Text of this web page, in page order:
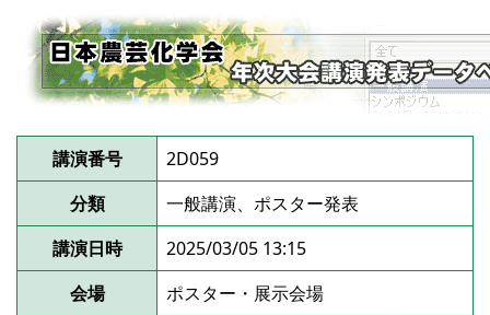
講演番号
2D059
分類
一般講演、ポスター発表
講演日時
2025/03/05 13:15
会場
ポスター・展示会場